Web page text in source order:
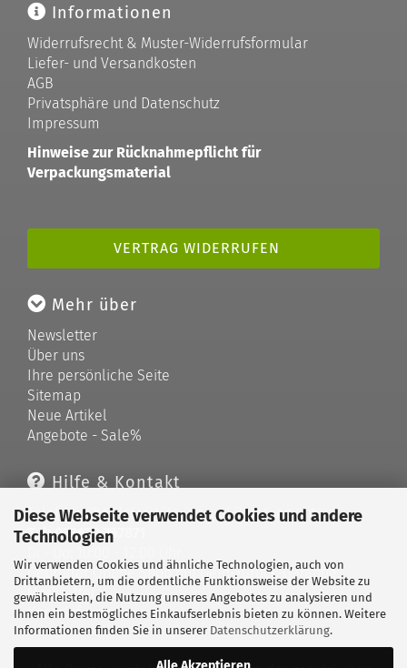
Diese Webseite verwendet Cookies und andere
Technologien
Wir verwenden Cookies und ähnliche Technologien, auch von
Drittanbietern, um die ordentliche Funktionsweise der Website zu
gewährleisten, die Nutzung unseres Angebotes zu analysieren und
Ihnen ein bestmögliches Einkaufserlebnis bieten zu können. Weitere
Informationen finden Sie in unserer Datenschutzerklärung.
Informationen
Widerrufsrecht & Muster-Widerrufsformular
Liefer- und Versandkosten
AGB
Privatsphäre und Datenschutz
Impressum
Hinweise zur Rücknahmepflicht für
Verpackungsmaterial
VERTRAG WIDERRUFEN
Mehr über
Newsletter
Über uns
Ihre persönliche Seite
Sitemap
Neue Artikel
Angebote - Sale%
Hilfe & Kontakt
Telefonische Unterstützung und Beratung unter:
Tel: 033679 757871
Geprüfter Online Shop mit Geld-zurück-Garantie.
Merkzettel
Kontaktformular